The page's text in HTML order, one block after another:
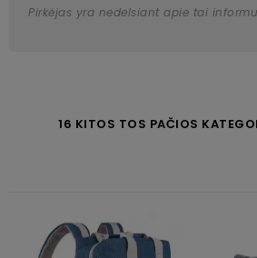
Pirkėjas yra nedelsiant apie tai
16 KITOS TOS PAČIOS